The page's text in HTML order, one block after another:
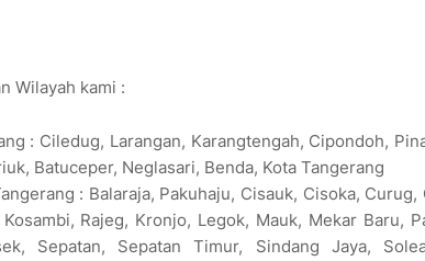
Wilayah kami :
: Ciledug, Larangan, Karangtengah, Cipondoh,
Batuceper, Neglasari, Benda, Kota Tangerang
: Balaraja, Pakuhaju, Cisauk, Cisoka,
Rajeg, Kronjo, Legok, Mauk, Mekar Baru,
Sepatan, Sepatan Timur, Sindang Jaya,